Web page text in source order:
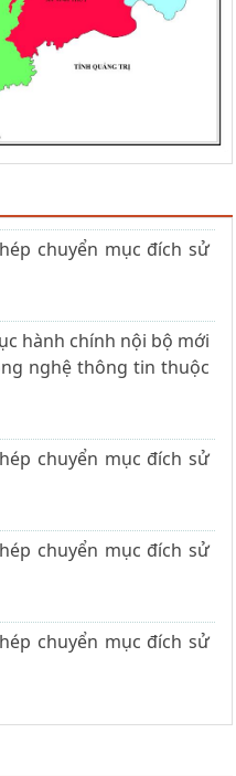
chuyển mục đích sử
hành chính nội bộ mới
nghệ thông tin thuộc
chuyển mục đích sử
chuyển mục đích sử
chuyển mục đích sử